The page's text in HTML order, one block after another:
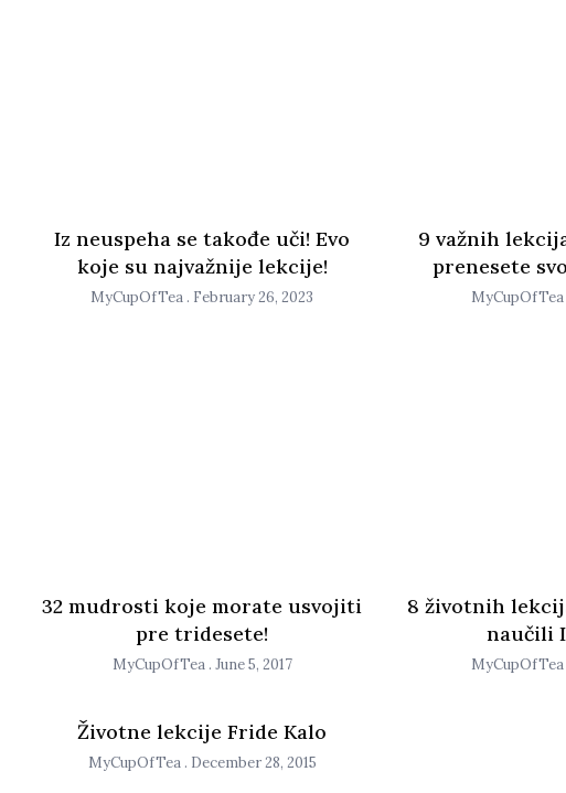
Iz neuspeha se takođe uči! Evo
koje su najvažnije lekcije!
MyCupOfTea February 26, 2023
9 važnih
prenesete
MyCupOfTea
32 mudrosti koje morate usvojiti
pre tridesete!
MyCupOfTea June 5, 2017
8 životnih
naučili
MyCupOfTea
Životne lekcije Fride Kalo
MyCupOfTea December 28, 2015